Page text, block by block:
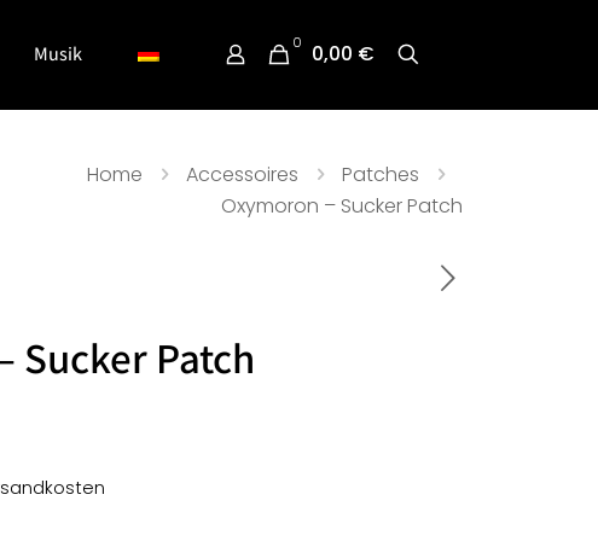
Musik 0 0,00 €
Home Accessoires
Patches
Oxymoron – Sucker Patch
Sucker Patch